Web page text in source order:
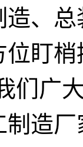
、
盯
们广
造